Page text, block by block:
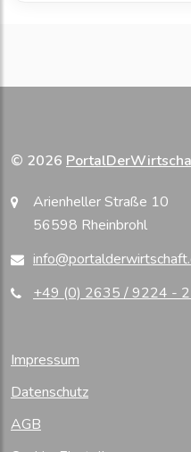
© 2026
Arienheller Straße 10
56598 Rheinbrohl
+49 (0) 2635 / 9224 -
Impressum
Datenschutz
AGB